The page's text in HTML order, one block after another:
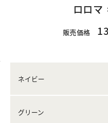
ロロマ
販売価格
ネイビー
グリーン